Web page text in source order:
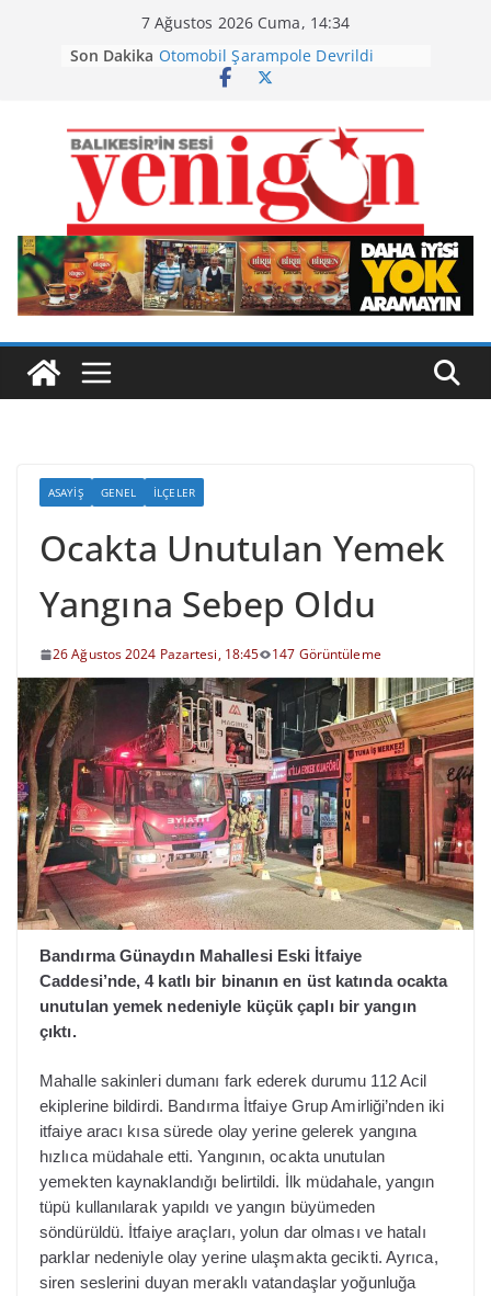
7 Ağustos 2026 Cuma, 14:34
Son Dakika Otomobil Şarampole Devrildi
Büyükşehir’den Kepsut’a Yatırım
Burhaniye’de Ot Yangını
Havran Siyah İncirinde Hasat
Başladı
ASAYIŞ GENEL İLÇELER
Ocakta Unutulan Yemek
Yangına Sebep Oldu
26 Ağustos 2024 Pazartesi, 18:45 147 Görüntüleme
Bandırma Günaydın Mahallesi Eski İtfaiye
Caddesi’nde, 4 katlı bir binanın en üst katında ocakta
unutulan yemek nedeniyle küçük çaplı bir yangın
çıktı.
Mahalle sakinleri dumanı fark ederek durumu 112 Acil
ekiplerine bildirdi. Bandırma İtfaiye Grup Amirliği’nden iki
itfaiye aracı kısa sürede olay yerine gelerek yangına
hızlıca müdahale etti. Yangının, ocakta unutulan
yemekten kaynaklandığı belirtildi. İlk müdahale, yangın
tüpü kullanılarak yapıldı ve yangın büyümeden
söndürüldü. İtfaiye araçları, yolun dar olması ve hatalı
parklar nedeniyle olay yerine ulaşmakta gecikti. Ayrıca,
siren seslerini duyan meraklı vatandaşlar yoğunluğa